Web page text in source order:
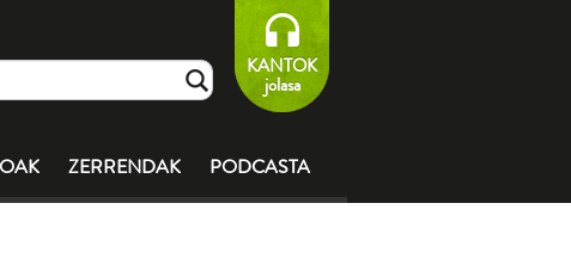
KANTOK
jolasa
ZERRENDAK PODCASTA